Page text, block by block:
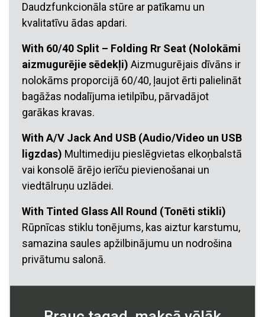
Daudzfunkcionāla stūre ar patīkamu un
kvalitatīvu ādas apdari.
With 60/40 Split – Folding Rr Seat (Nolokāmi
aizmugurējie sēdekļi) Aizmugurējais dīvāns ir
nolokāms proporcijā 60/40, ļaujot ērti palielināt
bagāžas nodalījuma ietilpību, pārvadājot
garākas kravas.
With A/V Jack And USB (Audio/Video un USB
ligzdas) Multimediju pieslēgvietas elkoņbalstā
vai konsolē ārējo ierīču pievienošanai un
viedtālruņu uzlādei.
With Tinted Glass All Round (Tonēti stikli)
Rūpnīcas stiklu tonējums, kas aiztur karstumu,
samazina saules apžilbinājumu un nodrošina
privātumu salonā.